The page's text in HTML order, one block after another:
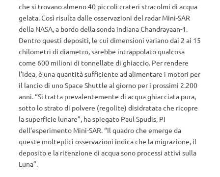
che si trovano almeno 40 piccoli crateri stracolmi di acqua
gelata. Così risulta dalle osservazioni del radar Mini-SAR
della NASA, a bordo della sonda indiana Chandrayaan-1.
Dentro questi depositi, le cui dimensioni variano dai 2 ai 15
chilometri di diametro, sarebbe intrappolato qualcosa
come 600 milioni di tonnellate di ghiaccio. Per rendere
l’idea, è una quantità sufficiente ad alimentare i motori per
il lancio di uno Space Shuttle al giorno per i prossimi 2.200
anni. “Si tratta prevalentemente di acqua ghiacciata pura,
sotto lo strato di polvere (regolite) disidratata che ricopre
la superficie lunare”, ha spiegato Paul Spudis, PI
dell’esperimento Mini-SAR. “Il quadro che emerge da
queste molteplici osservazioni indica che la migrazione, il
deposito e la ritenzione di acqua sono processi attivi sulla
Luna”.